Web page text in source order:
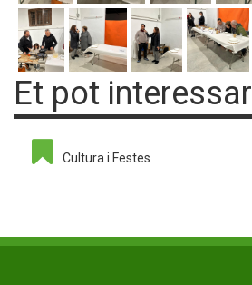
Et pot interessar
Cultura i Festes